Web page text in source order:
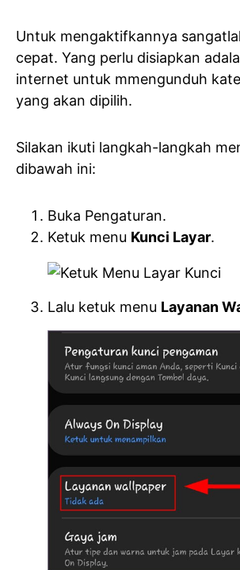
Untuk mengaktifkannya
cepat. Yang perlu disiapkan
internet untuk mmengunduh
yang akan dipilih.
Silakan ikuti langkah-langkah
dibawah ini:
Buka Pengaturan.
Ketuk menu Kunci Layar.
Lalu ketuk menu Layanan